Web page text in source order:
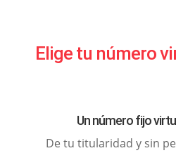
Elige tu número
Un número fijo
De tu titularidad y sin